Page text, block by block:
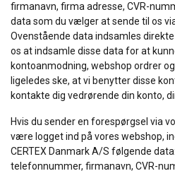
firmanavn, firma adresse, CVR-
data som du vælger at sende til os
Ovenstående data indsamles
os at indsamle disse data for at
kontoanmodning, webshop ordrer
ligeledes ske, at vi benytter disse
kontakte dig vedrørende din konto,
Hvis du sender en forespørgsel via
være logget ind på vores webshop,
CERTEX Danmark A/S følgende
telefonnummer, firmanavn, CVR-